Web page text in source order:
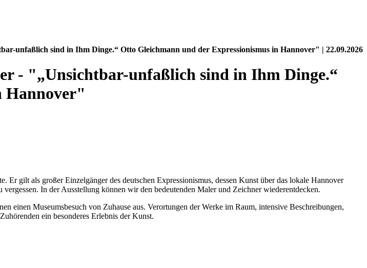
unfaßlich sind in Ihm Dinge.“ Otto Gleichmann und der Expressionismus in Hannover" | 22.09.2026
- "„Unsichtbar-unfaßlich sind in Ihm Dinge.“
Hannover"
gilt als großer Einzelgänger des deutschen Expressionismus, dessen Kunst über das lokale Hannover
In der Ausstellung können wir den bedeutenden Maler und Zeichner wiederentdecken.
einen Museumsbesuch von Zuhause aus. Verortungen der Werke im Raum, intensive Beschreibungen,
ein besonderes Erlebnis der Kunst.